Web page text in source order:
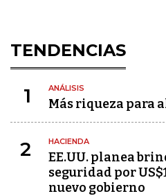
TENDENCIAS
1 ANÁLISIS
Más riqueza para
2 HACIENDA
EE.UU. planea
seguridad por
nuevo gobierno